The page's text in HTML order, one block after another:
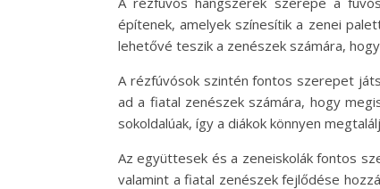
építenek, amelyek színesítik a zenei
lehetővé teszik a zenészek számára,
A rézfúvósok szintén fontos szerepet
ad a fiatal zenészek számára, hogy
sokoldalúak, így a diákok könnyen
Az együttesek és a zeneiskolák fontos
valamint a fiatal zenészek fejlődése